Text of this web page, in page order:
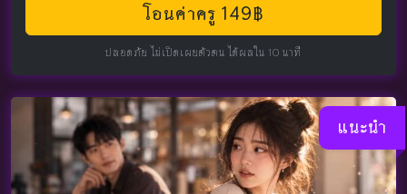
โอนค่าครู 149฿
ปลอดภัย ไม่เปิดเผยตัวตน ได้ผลใน 10 นาที
แนะนำ